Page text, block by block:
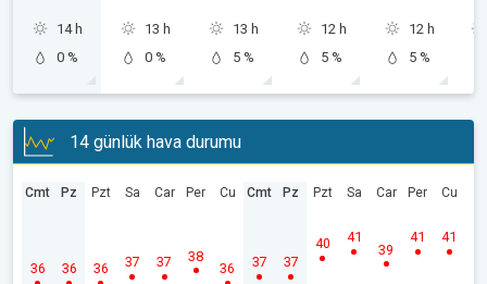
14 h
0 %
13 h
0 %
13 h
5 %
12 h
5 %
12 h
5 %
14 günlük hava durumu
Cmt
36
Pz
36
Pzt
36
Sa
37
Car
37
Per
38
Cu
36
Cmt
37
Pz
37
Pzt
40
Sa
41
Car
39
Per
41
Cu
41